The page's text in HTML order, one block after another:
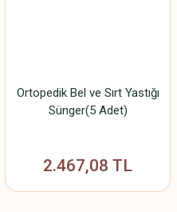
Ortopedik Bel ve Sırt Yastığı
Sünger(5 Adet)
2.467,08 TL